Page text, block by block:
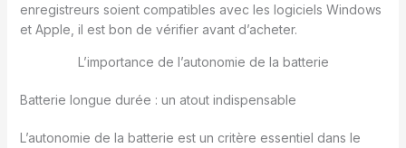
enregistreurs soient compatibles avec les logiciels Windows
et Apple, il est bon de vérifier avant d’acheter.
L’importance de l’autonomie de la batterie
Batterie longue durée : un atout indispensable
L’autonomie de la batterie est un critère essentiel dans le